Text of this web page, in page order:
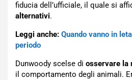
fiducia dell’ufficiale, il quale si
alternativi.
Leggi anche: Quando vanno in
periodo
Dunwoody scelse di osservare la
il comportamento degli animali.